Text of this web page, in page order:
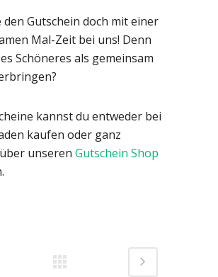
den Gutschein doch mit einer
Mal-Zeit bei uns! Denn
Schöneres als gemeinsam
kannst du entweder bei
kaufen oder ganz
unseren Gutschein Shop